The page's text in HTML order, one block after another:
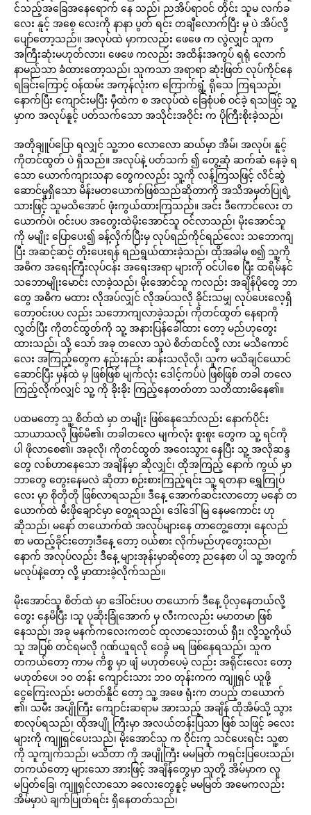
င်သည့်အခြေအနေရောက် နေ သည်၊ ညအိပ်ရာဝင် တိုင်း သူမ လက်ခ
လေး နူင့် အစေ့ လေးကို နာနာ ပွတ် ရင်း တချီလောက်ပြီး မှ ပဲ အိပ်လို့
ပျော်တော့သည်။ အလုပ်ထဲ မှာကလည်း ဖေဖေ က လွဲလျှင် သူက
အကြီးဆုံးမဟုတ်လား၊ ဖေဖေ ကလည်း အထိန်းအကွပ် ရရုံ လောက်
နာမည်သာ ခံထားတော့သည်၊ သူကသာ အရာရာ ဆုံးဖြတ် လုပ်ကိုင်နေ
ရခြင်းကြောင့် ဝန်ထမ်း အကုန်လုံးက ကြောက်ရွံ့ ရိုသေ ကြရသည်၊
နောက်ပြီး ကျောင်းမပြီး မှီထဲက စ အလုပ်ထဲ ခြေစုံပစ် ဝင်ခဲ့ ရသဖြင့် သူ့
မှာက အလုပ်နူင့် ပတ်သက်သော အသိုင်းအဝိုင်း က ပိုကြီးစိုးခဲ့သည်၊
အတိုချူပ်ပြော ရလျှင် သူ့ဘ၀ လောလော ဆယ်မှာ အိမ်၊ အလုပ်၊ နူင့်
ကိုတင်ထွတ် ပဲ ရှိသည်။ အလုပ်နဲ့ ပတ်သက် ၍ တွေ့ဆုံ ဆက်ဆံ နေခဲ့ ရ
သော ယောက်ကျားသနာ တွေကလည်း သူ့ကို လန့်ကြသဖြင့် လိင်ဆွဲ
ဆောင်မှုရှိသော မိန်းမတယောက်ဖြစ်သည်ဆိုတာကို အသိအမှတ်ပြုရဲ့
သားဖြင့် သူမသိအောင် ဖုံးကွယ်ထားကြသည်။ အင်း ဒီကောင်လေး တ
ယောက်ပဲ၊ ဝင်းပပ အတွေးထဲမိုးအောင်သူ ဝင်လာသည်၊ မိုးအောင်သူ
ကို မမျိုး ပြောပေး၍ ခန့်လိုက်ပြီးမှ လုပ်ရည်ကိုင်ရည်လေး သဘောကျ
ပြီး အဆင့်ဆင့် တိုးပေးရန် ရည်ရွယ်ထားခဲ့သည်၊ ထိုအခါမှ စ၍ သူ့ကို
အဓိက အရေးကြီးလုပ်ငန်း အရေးအရာ များကို ဝင်ပါစေ ပြီး ထရိမ်နင်
သဘောမျိုးမောင်း လာခဲ့သည်၊ မိုးအောင်သူ ကလည်း အချိန်ပိုတွေ ဘာ
တွေ အဓိက မထား လိုအပ်လျှင် လိုအပ်သလို ခိုင်းသမျှ လုပ်ပေးလေ့ရှိ
တော့ဝင်းပပ လည်း သဘောကျလာခဲ့သည်၊ ကိုတင်ထွတ် နေရာကို
လွှတ်ပြီး ကိုတင်ထွတ်ကို သူ့ အနားပြန်ခေါ်ထား တော့ မည်ဟုတွေး
ထားသည်၊ သို့ သော် အခု တလော သူပဲ စိတ်ထင်လို့ လား မသိကောင်
လေး အကြည့်တွေက နည်းနည်း ဆန်းသလိုလို၊ သူက မသိချင်ယောင်
ဆောင်ပြီး မှန်ထဲ မှ ဖြစ်ဖြစ် မျက်လုံး ဒေါင့်ကပ်ပဲ ဖြစ်ဖြစ် တခါ တလေ
ကြည့်လိုက်လျှင် သူ့ ကို ခိုးခိုး ကြည့်နေတတ်တာ သတိထားမိနေ၏။
ပထမတော့ သူ့ စိတ်ထဲ မှာ တမျိုး ဖြစ်နေသော်လည်း နောက်ပိုင်း
သာယာသလို ဖြစ်မိ၏၊ တခါတလေ မျက်လုံး စူးစူး တွေက သူ့ ရင်ကို
ပါ ဖိုလာစေ၏၊ အခုလို၊ ကိုတင်ထွတ် အဝေးသွား နေပြီး သူ့ အလိုဆန္ဒ
တွေ လစ်ဟာနေသော အချိန်မှာ ဆိုလျှင်၊ ထိုအကြည့် နောက် ကွယ် မှာ
ဘာတွေ တွေးနေမလဲ ဆိုတာ စဉ်းစားကြည့်ရင်း သူ့ ရတနာ ရွှေကြုပ်
လေး မှာ စိုတိုတို ဖြစ်လာရသည်။ ဒီနေ့ အောက်ဆင်းလာတော့ မနော် တ
ယောက်ထဲ မီးဖိုချောင်မှာ တွေ့ရသည်၊ ဒေါ်ဒေါ်မြ နေမကောင်း ဟု
ဆိုသည်၊ မနော် တယောက်ထဲ အလုပ်များနေ တာတွေ့တော့၊ နေလည်
စာ မထည့်ခိုင်းတော့၊ဒီနေ့ တော့ ဝယ်စား လိုက်မည်ဟုတွေးသည်၊
နောက် အလုပ်လည်း ဒီနေ့ များအုန်းမှာဆိုတော့ ညနေစာ ပါ သူ့ အတွက်
မလုပ်နဲ့တော့ လို့ မှာထားခဲ့လိုက်သည်။
မိုးအောင်သူ စိတ်ထဲ မှာ ဒေါ်ဝင်းပပ တယောက် ဒီနေ့ ပိုလှနေတယ်လို့
တွေး နေမိပြီး ၊သူ ပုဆိုးခြုံအောက် မှ လီးကလည်း မမာတမာ ဖြစ်
နေသည်၊ အခု မနက်ကလေးကတင် ထုလာသေးတယ် ရှီး၊ လို့သူ့ကိုယ်
သူ အပြစ် တင်ရမလို ဂုဏ်ယူရလို ဝေခွဲ မရ ဖြစ်နေရသည်၊ သူက
တကယ်တော့ ကာမ ကိစ္စ မှာ ဖျံ မဟုတ်ပေမဲ့ လည်း အရိုင်းလေး တော့
မဟုတ်ပေ၊ ၁၀ တန်း ကျောင်းသား ဘ၀ တုန်းကက ကျူရှင် ယူဖို့
ငွေကြေးလည်း မတတ်နိူင် တော့ သူ့ အဖေ ရုံးက တပည့် တယောက်
၏၊ သမီး အပျိုကြီး ကျောင်းဆရာမ အားသည့် အချိန် ထိုအိမ်သို့ သွား
စာလုပ်ရသည်၊ ထိုအပျို ကြီးမှာ အလယ်တန်းပြသာ ဖြစ် သဖြင့် ခလေး
များကို ကျူရှင်ပေးသည်၊ မိုးအောင်သူ က ဝိုင်းကူ သင်ပေးရင်း သူ့စာ
ကို သူကျက်သည်၊ မသိတာ ကို အပျိုကြီး မမမြတ် ကရှင်းပြပေးသည်၊
တကယ်တော့ များသော အားဖြင့် အချိန်တွေမှာ သူတို့ အိမ်မှာက လူ
မပြတ်ခြေ၊ ကျူရှင်လာသော ခလေးတွေနူင့် မမမြတ် အမေကလည်း
အိမ်မှာပဲ ချက်ပြုတ်ရင်း ရှိနေတတ်သည်၊